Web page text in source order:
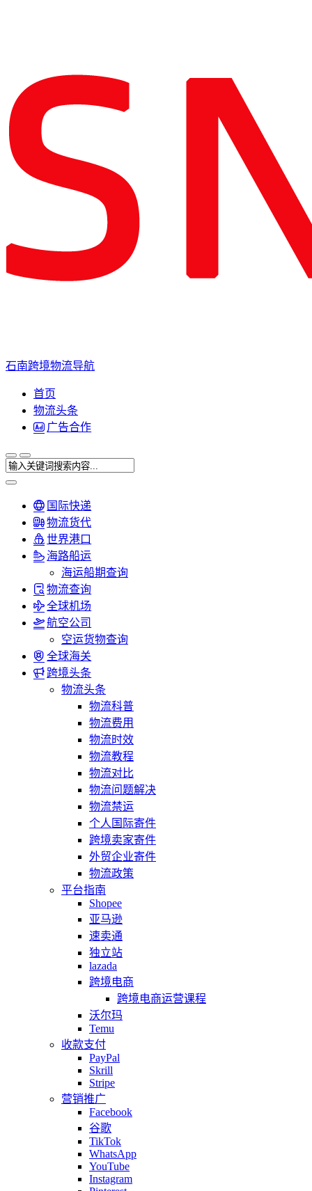
石南跨境物流导航
首页
物流头条
广告合作
国际快递
物流货代
世界港口
海路船运
海运船期查询
物流查询
全球机场
航空公司
空运货物查询
全球海关
跨境头条
物流头条
物流科普
物流费用
物流时效
物流教程
物流对比
物流问题解决
物流禁运
个人国际寄件
跨境卖家寄件
外贸企业寄件
物流政策
平台指南
Shopee
亚马逊
速卖通
独立站
lazada
跨境电商
跨境电商运营课程
沃尔玛
Temu
收款支付
PayPal
Skrill
Stripe
营销推广
Facebook
谷歌
TikTok
WhatsApp
YouTube
Instagram